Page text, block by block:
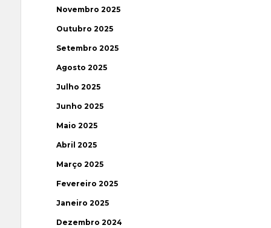
Novembro 2025
Outubro 2025
Setembro 2025
Agosto 2025
Julho 2025
Junho 2025
Maio 2025
Abril 2025
Março 2025
Fevereiro 2025
Janeiro 2025
Dezembro 2024